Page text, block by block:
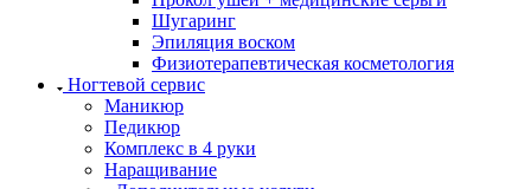
Шугаринг
Эпиляция воском
Физиотерапевтическая косметология
Ногтевой сервис
Маникюр
Педикюр
Комплекс в 4 руки
Наращивание